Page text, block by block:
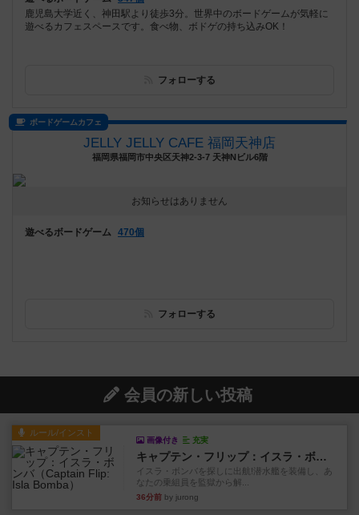
鹿児島大学近く、神田駅より徒歩3分。世界中のボードゲームが気軽に
遊べるカフェスペースです。食べ物、ボドゲの持ち込みOK！
フォローする
ボードゲームカフェ
JELLY JELLY CAFE 福岡天神店
福岡県福岡市中央区天神2-3-7 天神Nビル6階
お知らせはありません
遊べるボードゲーム 470個
フォローする
会員の新しい投稿
ルール/インスト
画像付き 充実
キャプテン・フリップ：イスラ・ボンバ
イスラ・ボンバを探しに出航!潜水艦を装備し、あ
なたの乗組員を監獄から解...
36分前 by jurong